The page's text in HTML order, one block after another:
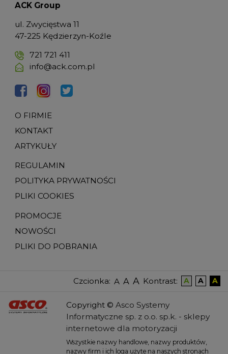
ACK Group
ul. Zwycięstwa 11
47-225 Kędzierzyn-Koźle
721 721 411
info@ack.com.pl
O FIRMIE
KONTAKT
ARTYKUŁY
REGULAMIN
POLITYKA PRYWATNOŚCI
PLIKI COOKIES
PROMOCJE
NOWOŚCI
PLIKI DO POBRANIA
Czcionka: A A A Kontrast: A A A
Copyright © Asco Systemy
Informatyczne sp. z o.o. sp.k. - sklepy
internetowe dla motoryzacji
Wszystkie nazwy handlowe, nazwy produktów,
nazwy firm i ich loga użyte na naszych stronach